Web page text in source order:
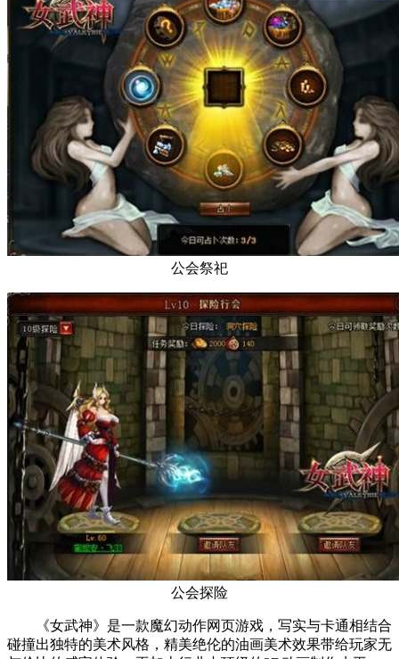
公会祭祀
公会探险
《女武神》是一款魔幻动作网页游戏，写实与卡通相结合
碰撞出独特的美术风格，精美绝伦的油画美术效果带给玩家无